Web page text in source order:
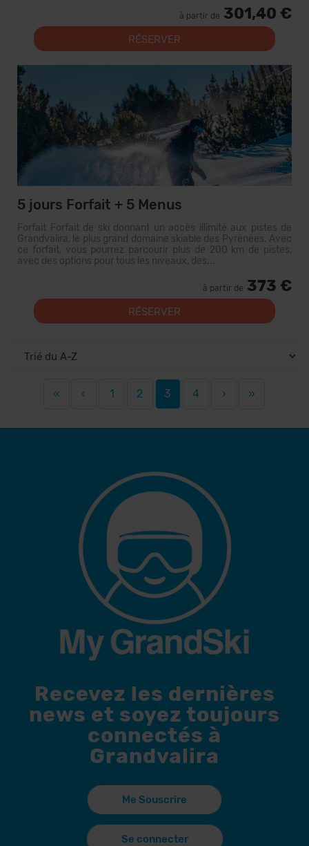
à partir de 301,40 €
RÉSERVER
5 jours Forfait + 5 Menus
Forfait Forfait de ski donnant un accès illimité aux pistes de
Grandvalira, le plus grand domaine skiable des Pyrénées. Avec
ce forfait, vous pourrez parcourir plus de 200 km de pistes,
avec des options pour tous les niveaux, des...
à partir de 373 €
RÉSERVER
« ‹ 1 2 3 4 › »
Recevez les dernières
news et soyez toujours
connectés à
Grandvalira
Me Souscrire
Se connecter